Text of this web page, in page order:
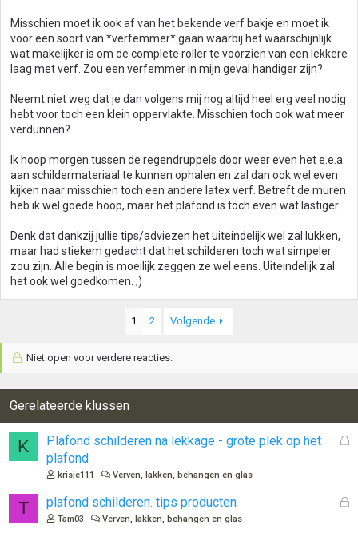
Misschien moet ik ook af van het bekende verf bakje en moet ik
voor een soort van *verfemmer* gaan waarbij het waarschijnlijk
wat makelijker is om de complete roller te voorzien van een lekkere
laag met verf. Zou een verfemmer in mijn geval handiger zijn?
Neemt niet weg dat je dan volgens mij nog altijd heel erg veel nodig
hebt voor toch een klein oppervlakte. Misschien toch ook wat meer
verdunnen?
Ik hoop morgen tussen de regendruppels door weer even het e.e.a.
aan schildermateriaal te kunnen ophalen en zal dan ook wel even
kijken naar misschien toch een andere latex verf. Betreft de muren
heb ik wel goede hoop, maar het plafond is toch even wat lastiger.
Denk dat dankzij jullie tips/adviezen het uiteindelijk wel zal lukken,
maar had stiekem gedacht dat het schilderen toch wat simpeler
zou zijn. Alle begin is moeilijk zeggen ze wel eens. Uiteindelijk zal
het ook wel goedkomen. ;)
1 2 Volgende
Niet open voor verdere reacties.
Gerelateerde klussen
K
G
o
Plafond schilderen na lekkage - grote plek op het
plafond
krisje111 Verven, lakken, behangen en glas
T
G
plafond schilderen. tips producten
Tam03 Verven, lakken, behangen en glas